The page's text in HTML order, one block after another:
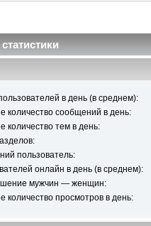
в день (в среднем):
количество сообщений в день:
количество тем в день:
пользователь:
онлайн в день (в среднем):
мужчин — женщин:
количество просмотров в день: